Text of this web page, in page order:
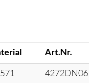
Art.Nr.
4272DN06